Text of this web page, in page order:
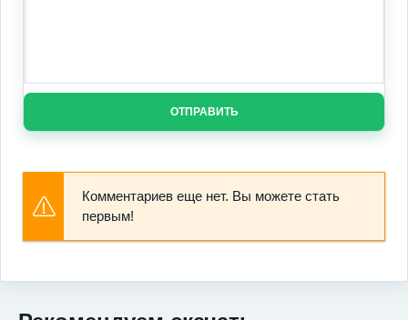
ОТПРАВИТЬ
Комментариев еще нет. Вы можете стать
первым!